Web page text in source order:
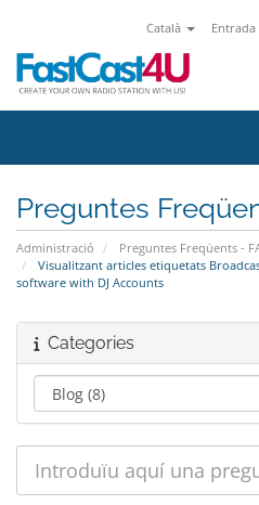
Català Entrada
Preguntes
Administració
Preguntes Freqüents -
Visualitzant articles etiquetats
software with DJ Accounts
Categories